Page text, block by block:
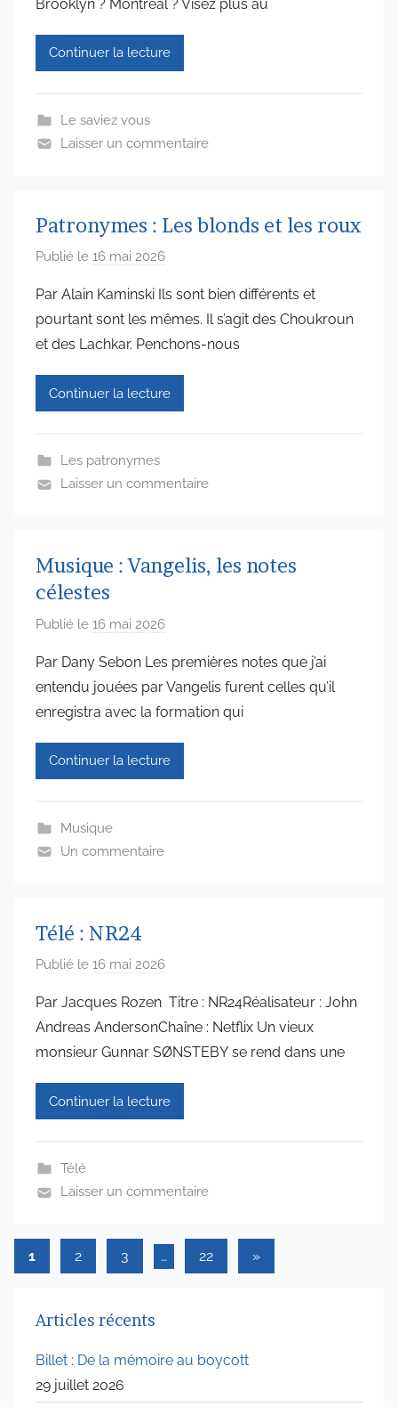
d
m
i
7
Brooklyn ? Montreal ? Visez plus au
Continuer la lecture
Le saviez vous
Laisser un commentaire
Patronymes : Les blonds et les roux
Publié le 16 mai 2026
r
a
d
m
i
7
Par Alain Kaminski Ils sont bien différents et
pourtant sont les mêmes. Il s’agit des Choukroun
et des Lachkar. Penchons-nous
Continuer la lecture
Les patronymes
Laisser un commentaire
Musique : Vangelis, les notes
célestes
Publié le 16 mai 2026
r
a
d
m
i
Par Dany Sebon Les premières notes que j’ai
entendu jouées par Vangelis furent celles qu’il
enregistra avec la formation qui
Continuer la lecture
Musique
Un commentaire
Télé : NR24
Publié le 16 mai 2026
a
d
m
i
7
Par Jacques Rozen Titre : NR24Réalisateur : John
Andreas AndersonChaîne : Netflix Un vieux
monsieur Gunnar SØNSTEBY se rend dans une
Continuer la lecture
Télé
Laisser un commentaire
Pagination
publications
1 2 3 … 22
Articles
»
Articles récents
Billet : De la mémoire au boycott
29 juillet 2026